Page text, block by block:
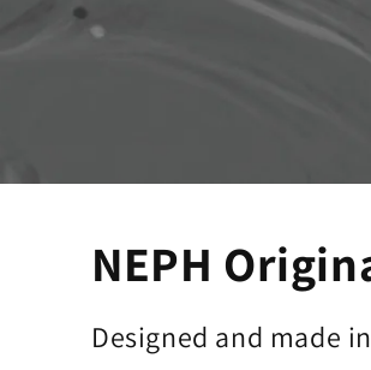
NEPH
Designed and made